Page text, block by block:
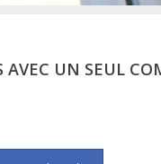
AVEC UN SEUL